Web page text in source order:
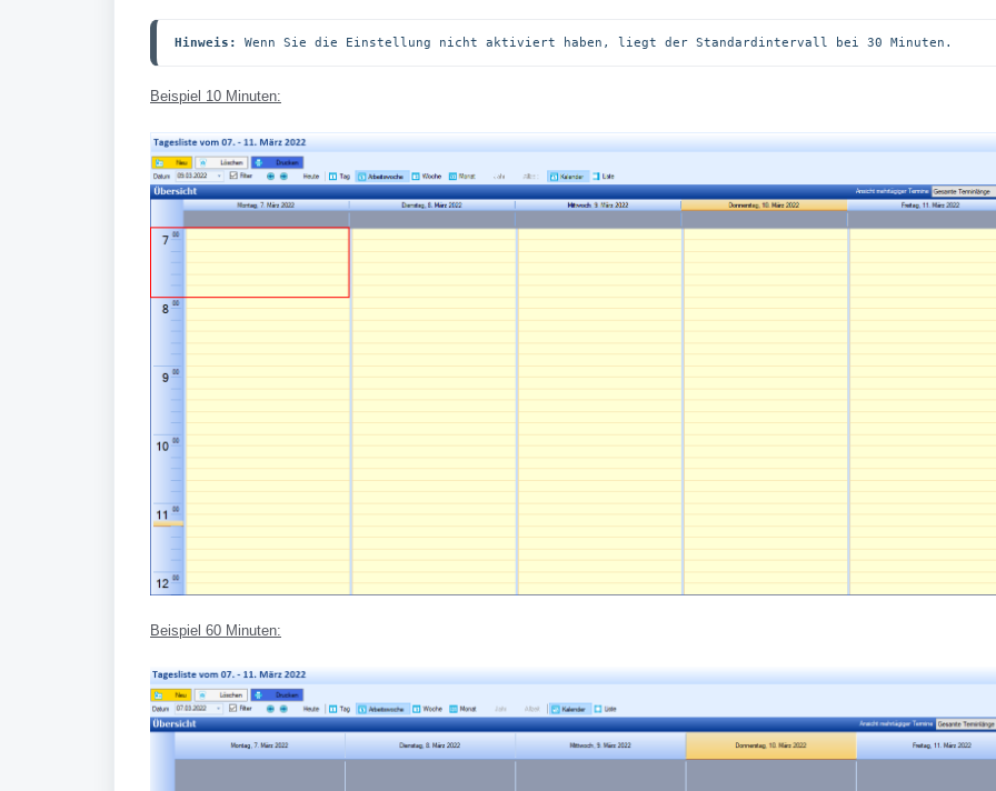
Hinweis: Wenn Sie die Einstellung nicht aktiviert haben, liegt der Standardintervall bei 30 Minuten.
Beispiel 10 Minuten:
Beispiel 60 Minuten: